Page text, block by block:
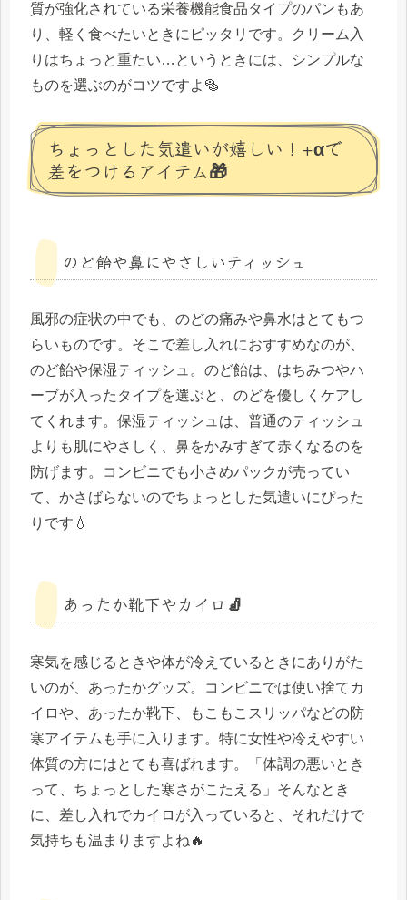
質が強化されている栄養機能食品タイプのパンもあ
り、軽く食べたいときにピッタリです。クリーム入
りはちょっと重たい…というときには、シンプルな
ものを選ぶのがコツですよ🥯
ちょっとした気遣いが嬉しい！+αで
差をつけるアイテム🎁
のど飴や鼻にやさしいティッシュ
風邪の症状の中でも、のどの痛みや鼻水はとてもつ
らいものです。そこで差し入れにおすすめなのが、
のど飴や保湿ティッシュ。のど飴は、はちみつやハ
ーブが入ったタイプを選ぶと、のどを優しくケアし
てくれます。保湿ティッシュは、普通のティッシュ
よりも肌にやさしく、鼻をかみすぎて赤くなるのを
防げます。コンビニでも小さめパックが売ってい
て、かさばらないのでちょっとした気遣いにぴった
りです💧
あったか靴下やカイロ🧦
寒気を感じるときや体が冷えているときにありがた
いのが、あったかグッズ。コンビニでは使い捨てカ
イロや、あったか靴下、もこもこスリッパなどの防
寒アイテムも手に入ります。特に女性や冷えやすい
体質の方にはとても喜ばれます。「体調の悪いとき
って、ちょっとした寒さがこたえる」そんなとき
に、差し入れでカイロが入っていると、それだけで
気持ちも温まりますよね🔥